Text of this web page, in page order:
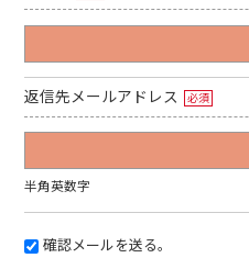
返信先メールアドレス 必須
半角英数字
確認メールを送る。